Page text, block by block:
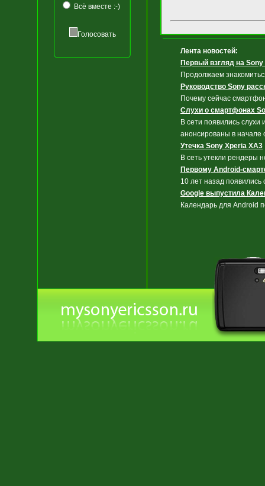
Всё вместе :-)
Голосовать
Лента новостей:
Первый взгляд на Sony
Продолжаем
Руководство Sony
Почему сейчас
Слухи о смартфонах
В сети появились
анонсированы в начале
Утечка Sony Xperia XA3
В сеть утекли рендеры
Первому Android-
10 лет назад
Google выпустила
Календарь для Android